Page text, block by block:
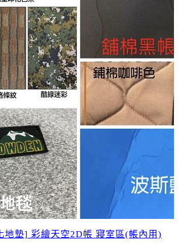
地墊] 彩繪天空2D帳 寢室區(帳內用)